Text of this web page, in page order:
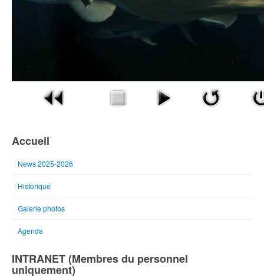
Accueil
News 2025-2026
Historique
Galerie photos
Agenda
INTRANET (Membres du personnel
uniquement)